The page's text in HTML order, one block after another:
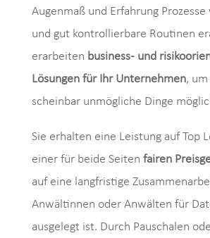
Augenmaß und Erfahrung Prozesse
und gut kontrollierbare Routinen
erarbeiten business- und
Lösungen für Ihr Unternehmen, um
scheinbar unmögliche Dinge
Sie erhalten eine Leistung auf Top
einer für beide Seiten fairen
auf eine langfristige
Anwältinnen oder Anwälten für
ausgelegt ist. Durch Pauschalen